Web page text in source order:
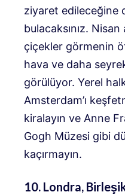
ziyaret edileceğine
bulacaksınız.
çiçekler görmenin
hava ve daha
görülüyor. Yerel
Amsterdam’ı
kiralayın ve Anne
Gogh Müzesi gibi
kaçırmayın.
10. Londra,